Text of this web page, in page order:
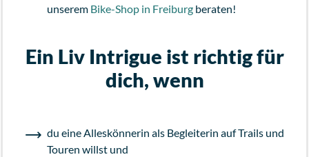
unserem Bike-Shop in Freiburg beraten!
Ein Liv Intrigue ist richtig für
dich, wenn
du eine Alleskönnerin als Begleiterin auf Trails und
Touren willst und